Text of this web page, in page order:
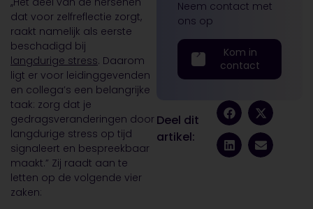
dat voor zelfreflectie zorgt,
raakt namelijk als eerste
beschadigd bij
langdurige stress. Daarom
ligt er voor leidinggevenden
en collega’s een belangrijke
taak: zorg dat je
gedragsveranderingen door
langdurige stress op tijd
signaleert en bespreekbaar
maakt.” Zij raadt aan te
letten op de volgende vier
zaken:
Neem contact met
ons op
Kom in
contact
Deel dit
artikel: